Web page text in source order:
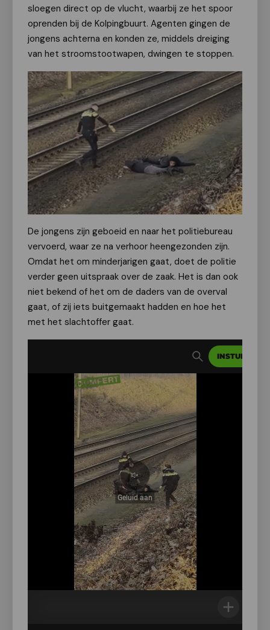
sloegen direct op de vlucht, waarbij ze het spoor
oprenden bij de Kolpingbuurt. Agenten gingen de
jongens achterna en konden ze, middels dreiging
van het stroomstootwapen, dwingen te stoppen.
De jongens zijn geboeid en naar het politiebureau
vervoerd, waar ze na verhoor heengezonden zijn.
Omdat het om minderjarigen gaat, doet de politie
verder geen uitspraak over de zaak. Het is dan ook
niet bekend of het om de daders van de overval
gaat, of zij iets buitgemaakt hadden en hoe het
met het slachtoffer gaat.